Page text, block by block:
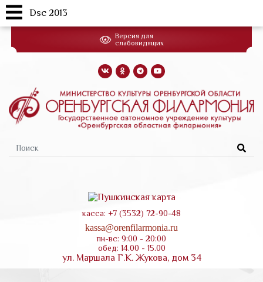
Перейти
основному
Форма
поиска
касса: +7 (3532) 72-90-48
kassa@orenfilarmonia.ru
пн-вс: 9:00 - 20:00
обед: 14.00 - 15.00
ул. Маршала Г.К. Жукова, дом 34
Версия для
слабовидящих
Dsc 2013